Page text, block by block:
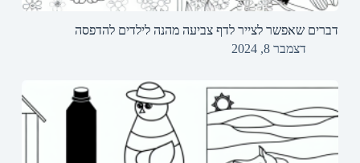
דברים שאפשר לצייר לדף צביעה מהנה לילדים להדפסה
דצמבר 8, 2024